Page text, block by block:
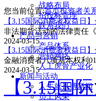
战略布局
招投标管理
联系我们
产品与营销
产品体系
营销网络
人工虎骨产业化
新闻与活动
人生就是搏新闻
员工风采
您当前位置:首页投资者关
【3.15国际消费者权益日
非法期货活动的法律责任
2024-03-15
【3.15国际消费者权益日
金融消费者八项基本权利
2024-03-15
【3.15国